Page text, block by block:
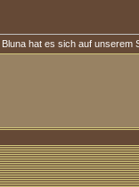
Bluna hat es sich auf unserem